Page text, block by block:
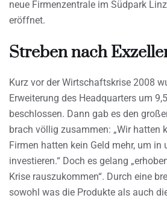
neue Firmenzentrale im Südpark
eröffnet.
Streben nach
Kurz vor der Wirtschaftskrise 2008
Erweiterung des Headquarters um
beschlossen. Dann gab es den
brach völlig zusammen: „Wir hatten
Firmen hatten kein Geld mehr, um in
investieren.“ Doch es gelang
Krise rauszukommen“. Durch eine
sowohl was die Produkte als auch